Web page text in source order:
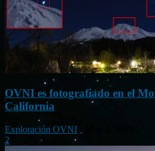
OVNI es fotografiado en el
California
Exploración OVNI
2